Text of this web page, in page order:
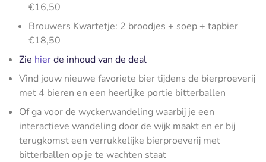
€16,50
Brouwers Kwartetje: 2 broodjes + soep + tapbier
€18,50
Zie hierde inhoud van de deal
Vind jouw nieuwe favoriete bier tijdens de bierproeverij
met 4 bieren en een heerlijke portie bitterballen
Of ga voor de wyckerwandeling waarbij je een
interactieve wandeling door de wijk maakt en er bij
terugkomst een verrukkelijke bierproeverij met
bitterballen op je te wachten staat